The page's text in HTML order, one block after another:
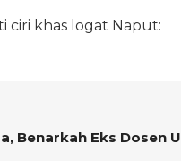
ciri khas logat Naput:
Benarkah Eks Dosen